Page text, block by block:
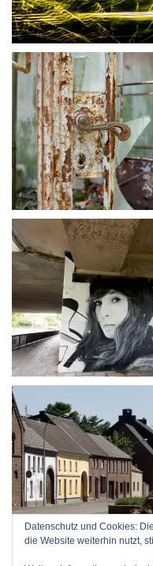
Datenschutz und Cookies:
die Website weiterhin nutzt,